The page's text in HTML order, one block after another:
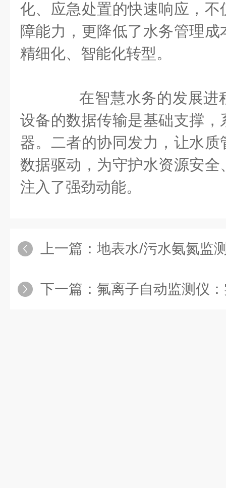
化、应急处置的快速响应，
障能力，更降低了水务管理
精细化、智能化转型。
在智慧水务的发展进
设备的数据传输是基础支撑
器。二者的协同发力，让水
数据驱动，为守护水资源安
注入了强劲动能。
上一篇： 地表水/污水氨氮监测：氨
下一篇： 氟离子自动监测仪：实